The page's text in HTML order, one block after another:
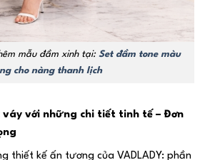
mẫu đầm xinh tại: Set đầm tone màu
cho nàng thanh lịch
váy với những chi tiết tinh tế – Đơn
thiết kế ấn tượng của VADLADY: phần